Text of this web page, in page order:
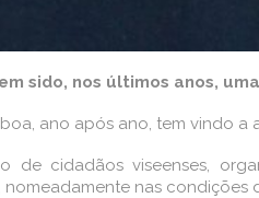
sido, nos últimos anos,
ano após ano, tem vindo
de cidadãos viseenses,
nas